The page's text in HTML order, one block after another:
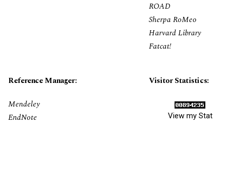
ROAD
Sherpa RoMeo
Harvard Library
Fatcat!
Reference Manager:
Visitor Statistics:
Mendeley
EndNote
View my Stat